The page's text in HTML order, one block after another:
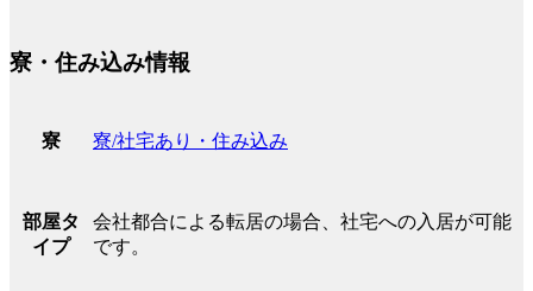
寮・住み込み情報
寮 寮/社宅あり・住み込み
部屋タ
イプ
会社都合による転居の場合、社宅への入居が可能
です。